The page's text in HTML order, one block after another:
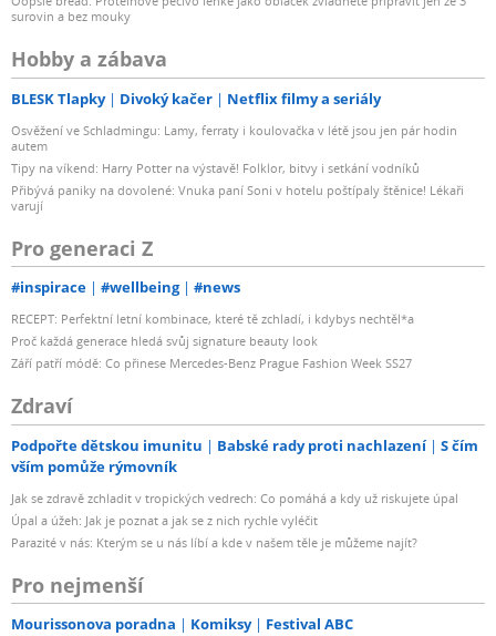
surovin a bez mouky
Hobby a zábava
BLESK Tlapky Divoký kačer Netflix filmy a seriály
Osvěžení ve Schladmingu: Lamy, ferraty i koulovačka v létě jsou jen pár hodin
autem
Tipy na víkend: Harry Potter na výstavě! Folklor, bitvy i setkání vodníků
Přibývá paniky na dovolené: Vnuka paní Soni v hotelu poštípaly štěnice! Lékaři
varují
Pro generaci Z
#inspirace #wellbeing #news
RECEPT: Perfektní letní kombinace, které tě zchladí, i kdybys nechtěl*a
Proč každá generace hledá svůj signature beauty look
Září patří módě: Co přinese Mercedes-Benz Prague Fashion Week SS27
Zdraví
Podpořte dětskou imunitu Babské rady proti nachlazení
S čím
vším pomůže rýmovník
Jak se zdravě zchladit v tropických vedrech: Co pomáhá a kdy už riskujete úpal
Úpal a úžeh: Jak je poznat a jak se z nich rychle vyléčit
Parazité v nás: Kterým se u nás líbí a kde v našem těle je můžeme najít?
Pro nejmenší
Mourissonova poradna Komiksy Festival ABC